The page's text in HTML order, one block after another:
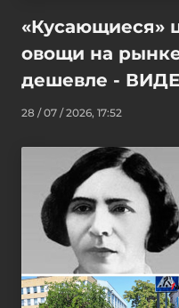
«Кусающиеся»
овощи на
дешевле -
28 / 07 / 2026, 17:52